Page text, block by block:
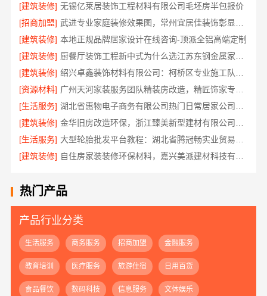
[建筑装修] 无锡亿莱居装饰工程材料有限公司毛坯房半包报价
[招商加盟]
[建筑装修] 本地正规品牌居家设计在线咨询-顶派全铝高端定制
[建筑装修]
[建筑装修]
[资源材料]
[生活服务]
[建筑装修]
[生活服务]
[建筑装修]
热门产品
产品行业分类
生活服务 商务服务 招商加盟 金融服务
教育培训 医疗服务 旅游住宿 日用百货
食品餐饮 数码科技 信息服务 文体娱乐